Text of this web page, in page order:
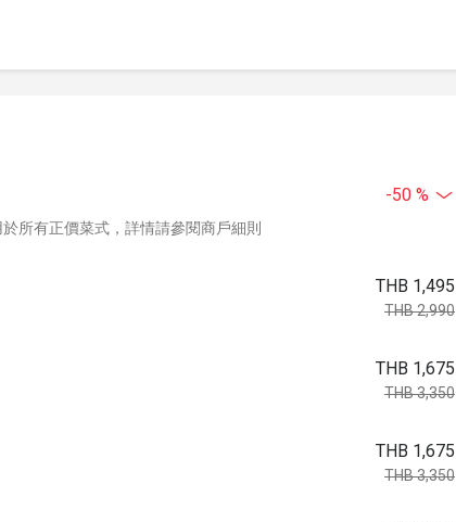
-50 %
所有正價菜式，詳情請參閱商戶細則
THB 1,495
THB 2,990
THB 1,675
THB 3,350
THB 1,675
THB 3,350